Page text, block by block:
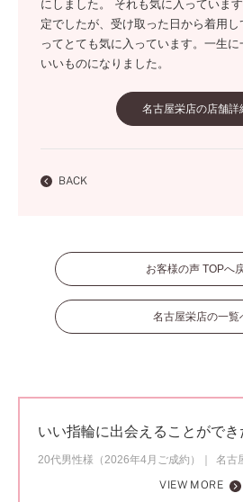
にしました。 それも気に入っていま
定でしたが、受け取った日から着用
ってとても気に入っています。一生
いいものになりました。
名古屋栄店の店舗詳
BACK
お客様の声 TOPへ
名古屋栄店の一覧
いい指輪に出会えることができ
20代男性様（2026年4月ご成約）
名古
VIEW MORE